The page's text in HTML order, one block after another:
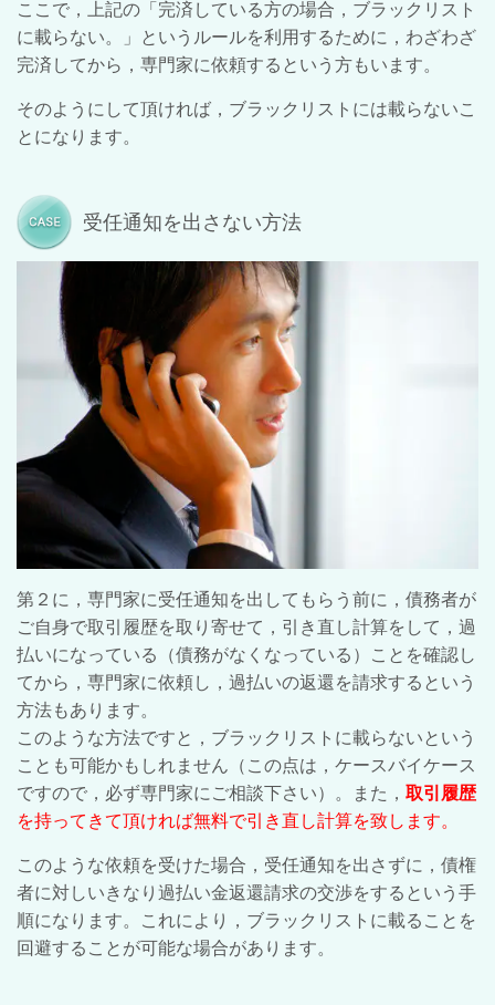
ここで，上記の「完済している方の場合，ブラックリスト
に載らない。」というルールを利用するために，わざわざ
完済してから，専門家に依頼するという方もいます。
そのようにして頂ければ，ブラックリストには載らないこ
とになります。
受任通知を出さない方法
第２に，専門家に受任通知を出してもらう前に，債務者が
ご自身で取引履歴を取り寄せて，引き直し計算をして，過
払いになっている（債務がなくなっている）ことを確認し
てから，専門家に依頼し，過払いの返還を請求するという
方法もあります。
このような方法ですと，ブラックリストに載らないという
ことも可能かもしれません（この点は，ケースバイケース
ですので，必ず専門家にご相談下さい）。また， 取引履歴
を持ってきて頂ければ無料で引き直し計算を致します。
このような依頼を受けた場合，受任通知を出さずに，債権
者に対しいきなり過払い金返還請求の交渉をするという手
順になります。これにより，ブラックリストに載ることを
回避することが可能な場合があります。